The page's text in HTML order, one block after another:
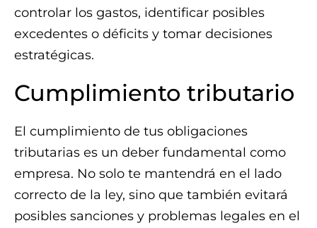
controlar los gastos, identificar posibles
excedentes o déficits y tomar decisiones
estratégicas.
Cumplimiento tributario
El cumplimiento de tus obligaciones
tributarias es un deber fundamental como
empresa. No solo te mantendrá en el lado
correcto de la ley, sino que también evitará
posibles sanciones y problemas legales en el